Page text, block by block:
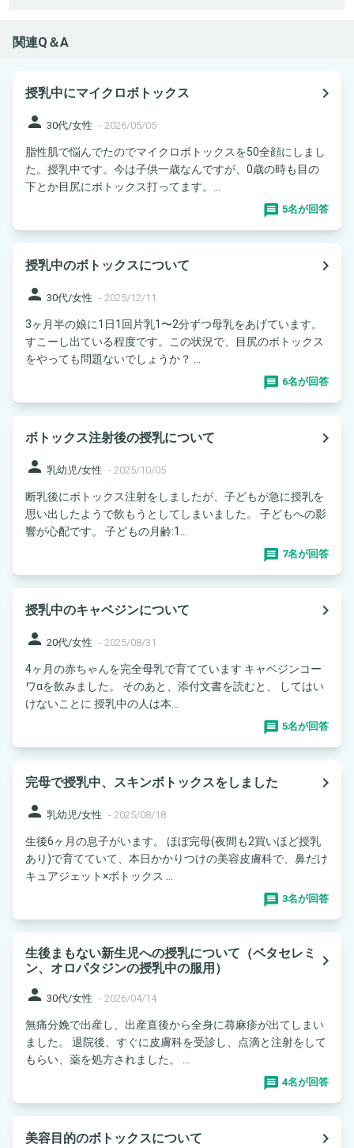
関連Q＆A
授乳中にマイクロボトックス
navigate_next
person 30代/女性 - 2026/05/05
脂性肌で悩んでたのでマイクロボトックスを50全顔にしまし
た。授乳中です。今は子供一歳なんですが、0歳の時も目の
下とか目尻にボトックス打ってます。...
5名が回答
授乳中のボトックスについて
navigate_next
person 30代/女性 - 2025/12/11
3ヶ月半の娘に1日1回片乳1〜2分ずつ母乳をあげています。
すこーし出ている程度です。この状況で、目尻のボトックス
をやっても問題ないでしょうか？ ...
6名が回答
ボトックス注射後の授乳について
navigate_next
person 乳幼児/女性 - 2025/10/05
断乳後にボトックス注射をしましたが、子どもが急に授乳を
思い出したようで飲もうとしてしまいました。 子どもへの影
響が心配です。 子どもの月齢:1...
7名が回答
授乳中のキャベジンについて
navigate_next
person 20代/女性 - 2025/08/31
4ヶ月の赤ちゃんを完全母乳で育てています キャベジンコー
ワαを飲みました。 そのあと、添付文書を読むと、 してはい
けないことに 授乳中の人は本...
5名が回答
完母で授乳中、スキンボトックスをしました
navigate_next
person 乳幼児/女性 - 2025/08/18
生後6ヶ月の息子がいます。 ほぼ完母(夜間も2買いほど授乳
あり)で育てていて、本日かかりつけの美容皮膚科で、鼻だけ
キュアジェット×ボトックス ...
3名が回答
生後まもない新生児への授乳について（ベタセレミ
ン、オロパタジンの授乳中の服用）
navigate_next
person 30代/女性 - 2026/04/14
無痛分娩で出産し、出産直後から全身に蕁麻疹が出てしまい
ました。 退院後、すぐに皮膚科を受診し、点滴と注射をして
もらい、薬を処方されました。 ...
4名が回答
美容目的のボトックスについて navigate_next